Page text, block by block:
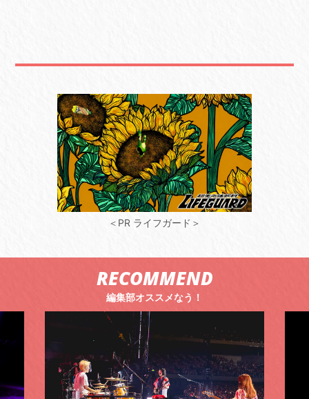
＜PR ライフガード＞
RECOMMEND
編集部オススメなう！